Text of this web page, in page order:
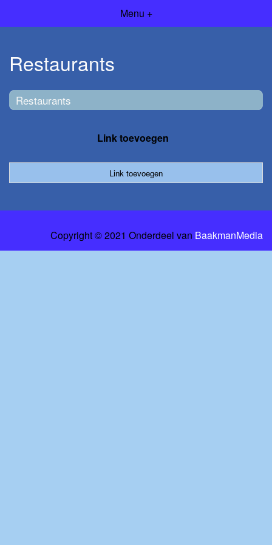
Menu +
Restaurants
Restaurants
Link toevoegen
Link toevoegen
Copyright © 2021 Onderdeel van BaakmanMedia